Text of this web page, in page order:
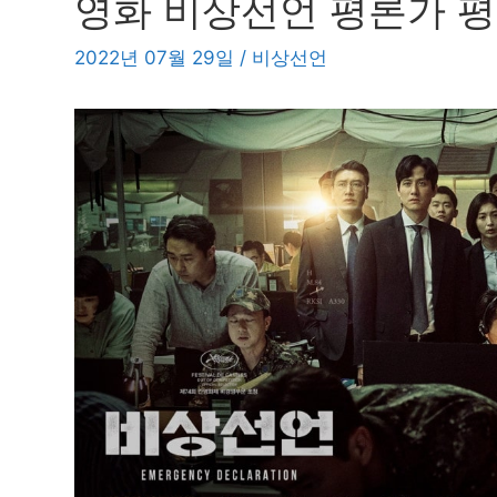
영화 비상선언 평론가
2022년 07월 29일 / 비상선언